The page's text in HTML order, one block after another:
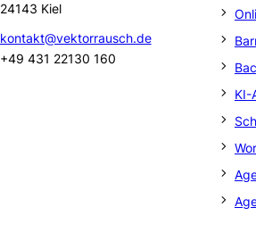
24143 Kiel
kontakt@vektorrausch.de
+49 431 22130 160
KI-